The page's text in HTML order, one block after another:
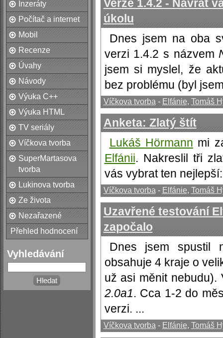
Inzeráty
Počítač a internet
Mobil
Recenze
Úvahy
Návody
Výuka C++
Výuka HTML
TV seriály
Víčkova tvorba
SuperMartasova
tvorba
Lukinova tvorba
Ze života
Nezařazené
Přehled hodnocení
Vyhledávání
Verze 1.4.2 - Návrat
úkolu
Dnes jsem na oba
verzi 1.4.2 s názvem
jsem si myslel, že
bez problému (byl
Víčkova tvorba - Elfánie, Tomáš
Anketa: Zlatý štít
Lukáš Hörmann mi
Elfánii. Nakreslil tři
vás vybrat ten
Víčkova tvorba - Elfánie, Tomáš
Uzavřené testování
započalo
Dnes jsem spustil
obsahuje 4 kraje o
už asi měnit nebudu).
2.0a1. Cca 1-2 do
verzi. ...
Víčkova tvorba - Elfánie, Tomáš